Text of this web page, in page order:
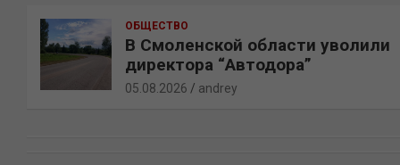
ОБЩЕСТВО
В Смоленской области уволили
директора “Автодора”
05.08.2026 andrey